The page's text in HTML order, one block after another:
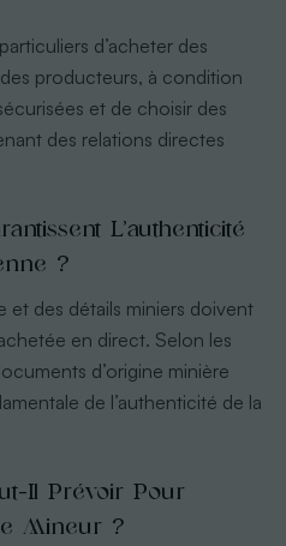
d’acheter des
producteurs, à condition
et de choisir des
des relations directes
L’authenticité
?
des détails miniers doivent
en direct. Selon les
d’origine minière
de l’authenticité de la
Il Prévoir Pour
Mineur ?